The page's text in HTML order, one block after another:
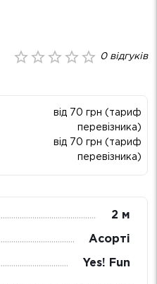
0відгуків
від 70 грн (тариф
перевізника)
від 70 грн (тариф
перевізника)
2 м
Асорті
Yes! Fun